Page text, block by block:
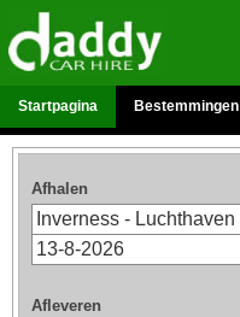
Startpagina Bestemmingen
Afhalen
Afleveren